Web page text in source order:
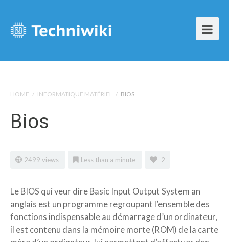
HOME / INFORMATIQUE MATÉRIEL / BIOS
Bios
2499 views Less than a minute 2
Le BIOS qui veur dire Basic Input Output System an
anglais est un programme regroupant l’ensemble des
fonctions indispensable au démarrage d’un ordinateur,
il est contenu dans la mémoire morte (ROM) de la carte